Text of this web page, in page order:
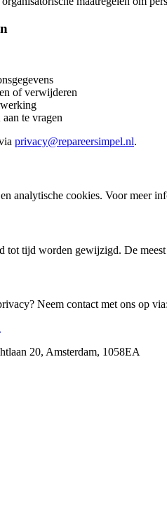
of verwijderen
te vragen
privacy@repareersimpel.nl.
analytische cookies. Voor meer
tijd worden gewijzigd. De
Neem contact met ons op via:
20, Amsterdam, 1058EA